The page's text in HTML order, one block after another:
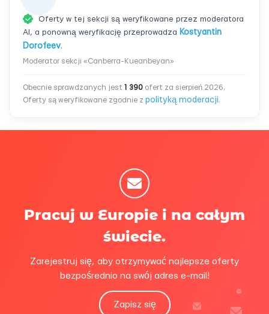
Oferty w tej sekcji są weryfikowane przez moderatora
AI, a ponowną weryfikację przeprowadza Kostyantin
Dorofeev.
Moderator sekcji «Canberra-Kueanbeyan»
Obecnie sprawdzanych jest 1 390 ofert za sierpień 2026.
Oferty są weryfikowane zgodnie z polityką moderacji.
Pracuj w Europie i na całym
świecie.
Zarejestruj się, aby otrzymywać najlepsze oferty
bezpośrednio na swój adres e-mail!
Zapisz się